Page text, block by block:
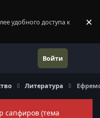
удобного доступа к
×
Войти
Литература
сапфиров (тема